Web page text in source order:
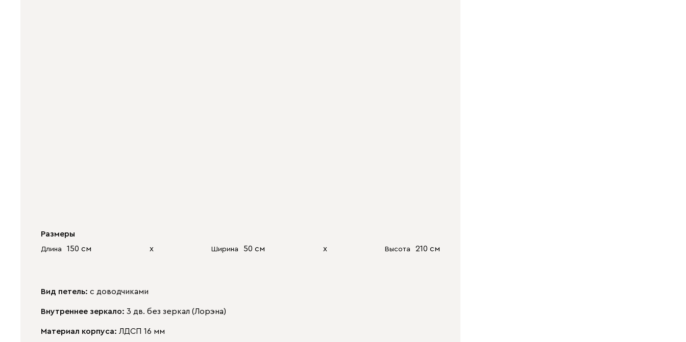
Размеры
Длина 150 см х Ширина 50 см х Высота 210 см
Вид петель: с доводчиками
Внутреннее зеркало: 3 дв. без зеркал (Лорэна)
Материал корпуса: ЛДСП 16 мм